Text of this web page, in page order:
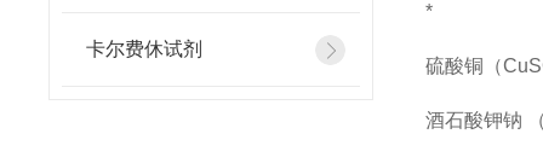
卡尔费休试剂
*
硫酸铜（
酒石酸钾钠